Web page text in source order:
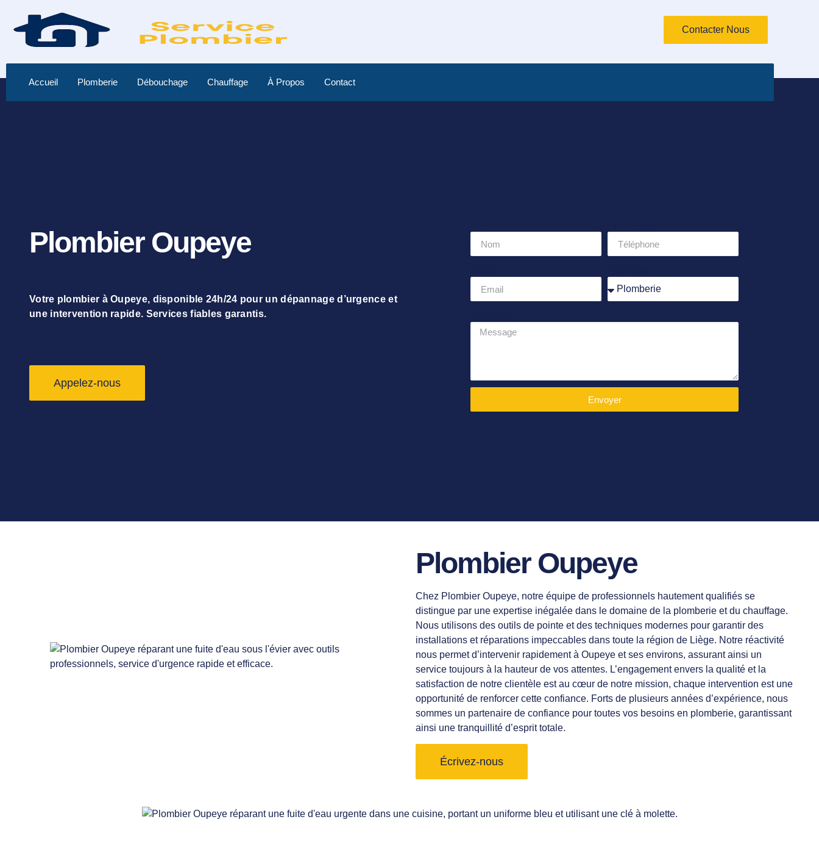
Contacter Nous
Accueil Plomberie Débouchage Chauffage À Propos Contact
Plombier Oupeye
Votre plombier à Oupeye, disponible 24h/24 pour un dépannage d’urgence et
une intervention rapide. Services fiables garantis.
Appelez-nous
Envoyer
Plombier Oupeye
Chez Plombier Oupeye, notre équipe de professionnels hautement qualifiés se
distingue par une expertise inégalée dans le domaine de la plomberie et du chauffage.
Nous utilisons des outils de pointe et des techniques modernes pour garantir des
installations et réparations impeccables dans toute la région de Liège. Notre réactivité
nous permet d’intervenir rapidement à Oupeye et ses environs, assurant ainsi un
service toujours à la hauteur de vos attentes. L’engagement envers la qualité et la
satisfaction de notre clientèle est au cœur de notre mission, chaque intervention est une
opportunité de renforcer cette confiance. Forts de plusieurs années d’expérience, nous
sommes un partenaire de confiance pour toutes vos besoins en plomberie, garantissant
ainsi une tranquillité d’esprit totale.
Écrivez-nous